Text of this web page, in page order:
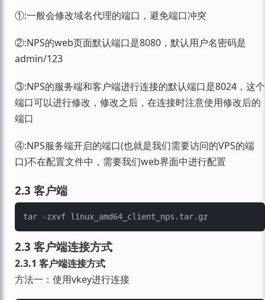
①:一般会修改域名代理的端口，避免端口冲突
②:NPS的web页面默认端口是8080，默认用户名密码是
admin/123
③:NPS的服务端和客户端进行连接的默认端口是8024，这个
端口可以进行修改，修改之后，在连接时注意使用修改后的
端口
④:NPS服务端开启的端口(也就是我们需要访问的VPS的端
口)不在配置文件中，需要我们web界面中进行配置
2.3 客户端
2.3 客户端连接方式
2.3.1 客户端连接方式
方法一：使用vkey进行连接